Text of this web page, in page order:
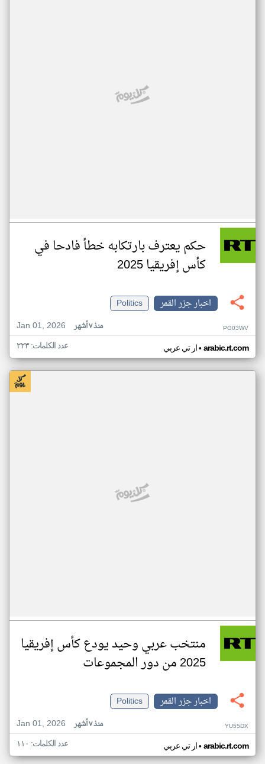
حكم يعترف بارتكابه خطأ فادحا في
كأس إفريقيا 2025
اخبار جزر القمر
Politics
Jan 01, 2026
منذ ٧ أشهر PG03WV
ار تي عربي• arabic.rt.com عدد الكلمات: ٢٢٣
منتخب عربي وحيد يودع كأس إفريقيا
2025 من دور المجموعات
اخبار جزر القمر
Politics
Jan 01, 2026
منذ ٧ أشهر YU55DX
ار تي عربي• arabic.rt.com عدد الكلمات: ١١٠